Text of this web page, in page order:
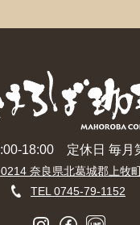
18:00 定休日 毎月
奈良県北葛城郡上牧
TEL 0745-79-1152